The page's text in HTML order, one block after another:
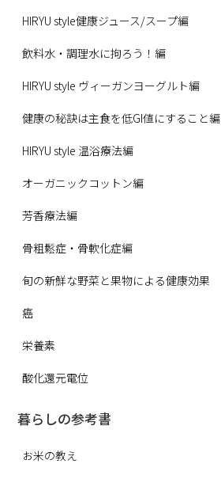
HIRYU style健康ジュース/スープ編
飲料水・調理水に拘ろう！編
HIRYU style ヴィーガンヨーグルト編
健康の秘訣は主食を低GI値にすること編
HIRYU style 温浴療法編
オーガニックコットン編
芳香療法編
骨粗鬆症・骨軟化症編
旬の新鮮な野菜と果物による健康効果
癌
栄養素
酸化還元電位
暮らしの参考書
お米の教え